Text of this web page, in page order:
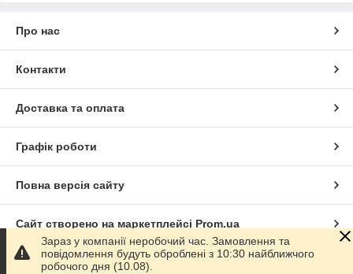
Про нас
Контакти
Доставка та оплата
Графік роботи
Повна версія сайту
Сайт створено на маркетплейсі Prom.ua
Політика конфіденційності
Зараз у компанії неробочий час. Замовлення та
повідомлення будуть оброблені з 10:30 найближчого
робочого дня (10.08).